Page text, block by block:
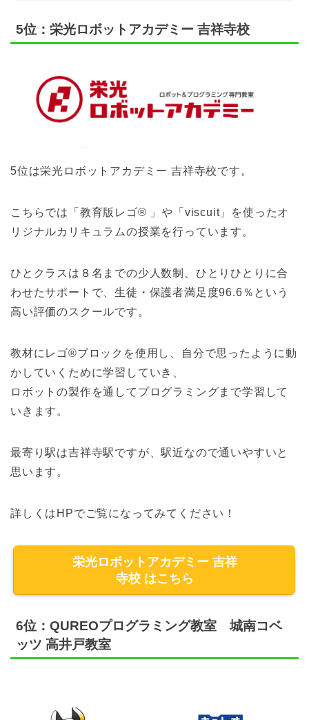
5位：栄光ロボットアカデミー 吉祥寺校
5位は栄光ロボットアカデミー 吉祥寺校です。
こちらでは「教育版レゴ® 」や「viscuit」を使ったオ
リジナルカリキュラムの授業を行っています。
ひとクラスは８名までの少人数制、ひとりひとりに合
わせたサポートで、生徒・保護者満足度96.6％という
高い評価のスクールです。
教材にレゴ®ブロックを使用し、自分で思ったように動
かしていくために学習していき、
ロボットの製作を通してプログラミングまで学習して
いきます。
最寄り駅は吉祥寺駅ですが、駅近なので通いやすいと
思います。
詳しくはHPでご覧になってみてください！
栄光ロボットアカデミー 吉祥
寺校 はこちら
6位：QUREOプログラミング教室 城南コベ
ッツ 高井戸教室